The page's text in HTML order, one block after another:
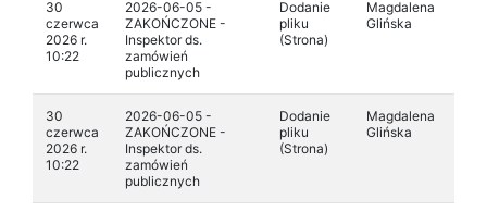
30
czerwca
2026 r.
10:22
2026-06-05 -
ZAKOŃCZONE -
Inspektor ds.
zamówień
publicznych
Dodanie
pliku
(Strona)
Magdalena
Glińska
30
czerwca
2026 r.
10:22
2026-06-05 -
ZAKOŃCZONE -
Inspektor ds.
zamówień
publicznych
Dodanie
pliku
(Strona)
Magdalena
Glińska